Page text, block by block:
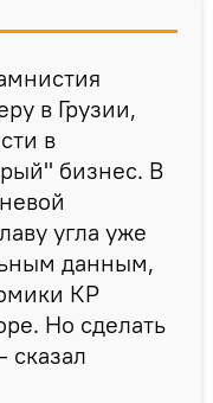
в Грузии,
в
бизнес. В
угла уже
данным,
КР
Но сделать
сказал